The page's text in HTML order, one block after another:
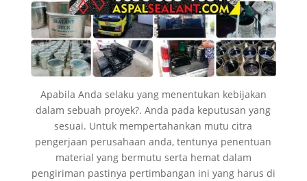
Apabila Anda selaku yang menentukan kebijakan
dalam sebuah proyek?. Anda pada keputusan yang
sesuai. Untuk mempertahankan mutu citra
pengerjaan perusahaan anda, tentunya penentuan
material yang bermutu serta hemat dalam
pengiriman pastinya pertimbangan ini yang harus di